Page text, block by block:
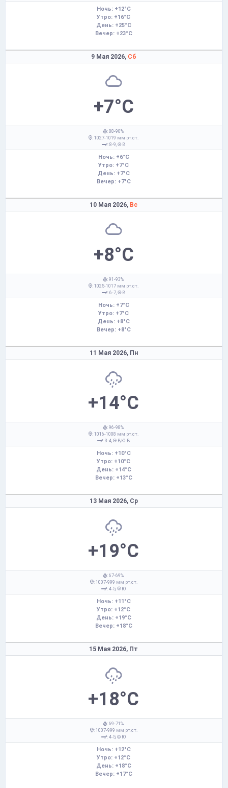
Ночь: +12°C
Утро: +16°C
День: +25°C
Вечер: +23°C
9 Мая 2026, Сб
+7°C
: 88-90%
: 1027-1019 мм рт.ст.
: 8-9,
В
Ночь: +6°C
Утро: +7°C
День: +7°C
Вечер: +7°C
10 Мая 2026, Вс
+8°C
: 91-93%
: 1025-1017 мм рт.ст.
: 6-7,
В
Ночь: +7°C
Утро: +7°C
День: +8°C
Вечер: +8°C
11 Мая 2026, Пн
+14°C
: 96-98%
: 1016-1008 мм рт.ст.
: 3-4,
В,Ю-В
Ночь: +10°C
Утро: +10°C
День: +14°C
Вечер: +13°C
13 Мая 2026, Ср
+19°C
: 67-69%
: 1007-999 мм рт.ст.
: 4-5,
Ю
Ночь: +11°C
Утро: +12°C
День: +19°C
Вечер: +18°C
15 Мая 2026, Пт
+18°C
: 69-71%
: 1007-999 мм рт.ст.
: 4-5,
Ю
Ночь: +12°C
Утро: +12°C
День: +18°C
Вечер: +17°C